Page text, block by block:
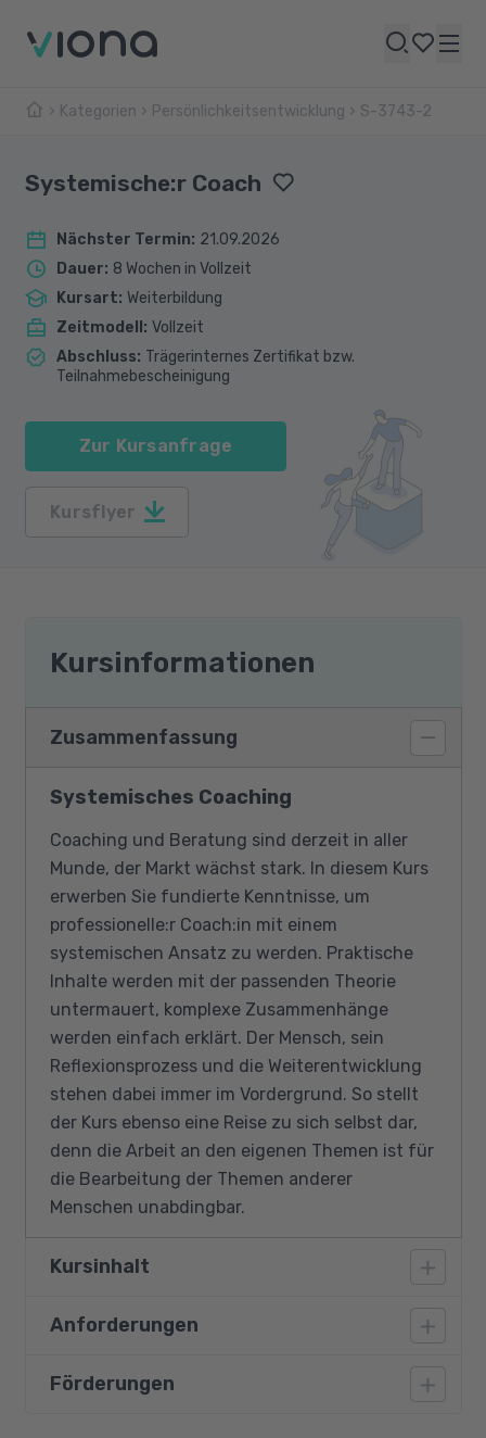
Kategorien Persönlichkeitsentwicklung S-3743-2
Systemische:r Coach
Nächster Termin: 21.09.2026
Dauer: 8 Wochen in Vollzeit
Kursart: Weiterbildung
Zeitmodell : Vollzeit
Abschluss: Trägerinternes Zertifikat bzw.
Teilnahmebescheinigung
Zur Kursanfrage
Kursflyer
Kursinformationen
Zusammenfassung
Systemisches Coaching
Coaching und Beratung sind derzeit in aller
Munde, der Markt wächst stark. In diesem Kurs
erwerben Sie fundierte Kenntnisse, um
professionelle:r Coach:in mit einem
systemischen Ansatz zu werden. Praktische
Inhalte werden mit der passenden Theorie
untermauert, komplexe Zusammenhänge
werden einfach erklärt. Der Mensch, sein
Reflexionsprozess und die Weiterentwicklung
stehen dabei immer im Vordergrund. So stellt
der Kurs ebenso eine Reise zu sich selbst dar,
denn die Arbeit an den eigenen Themen ist für
die Bearbeitung der Themen anderer
Menschen unabdingbar.
Kursinhalt
Systemisches Denken
Was ist Coaching?
Anforderungen
Voraussetzung für die Arbeit im Systemischen
Förderungen